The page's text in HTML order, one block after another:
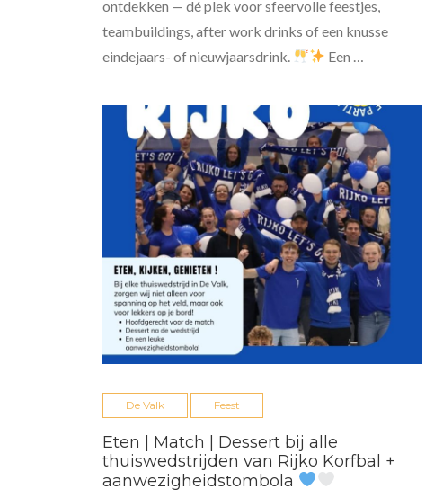
ontdekken — dé plek voor sfeervolle feestjes,
teambuildings, after work drinks of een knusse
eindejaars- of nieuwjaarsdrink.
Een …
De Valk Feest
Eten | Match | Dessert bij alle
thuiswedstrijden van Rijko Korfbal +
aanwezigheidstombola